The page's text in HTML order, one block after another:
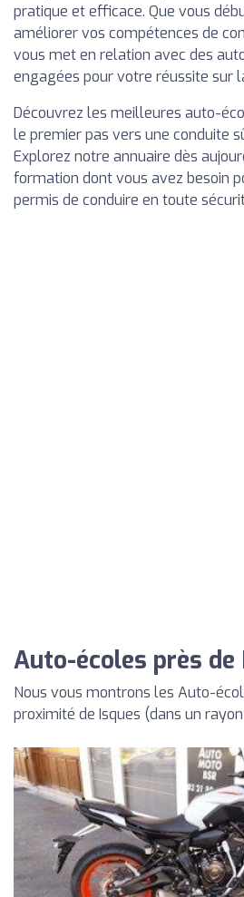
pratique et efficace. Que vous
améliorer vos compétences de
vous met en relation avec des
engagées pour votre réussite sur
Découvrez les meilleures auto-
le premier pas vers une conduite
Explorez notre annuaire dès
formation dont vous avez besoin
permis de conduire en toute
Auto-écoles près de
Nous vous montrons les Auto-
proximité de Isques (dans un